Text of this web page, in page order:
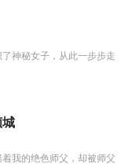
神秘女子，从此一步步走
城
我的绝色师父，却被师父